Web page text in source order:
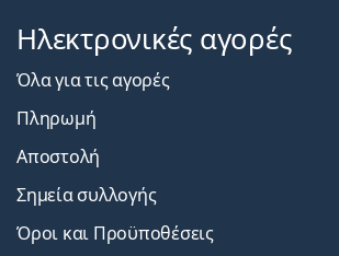
Ηλεκτρονικές αγορές
Όλα για τις αγορές
Πληρωμή
Αποστολή
Σημεία συλλογής
Όροι και Προϋποθέσεις